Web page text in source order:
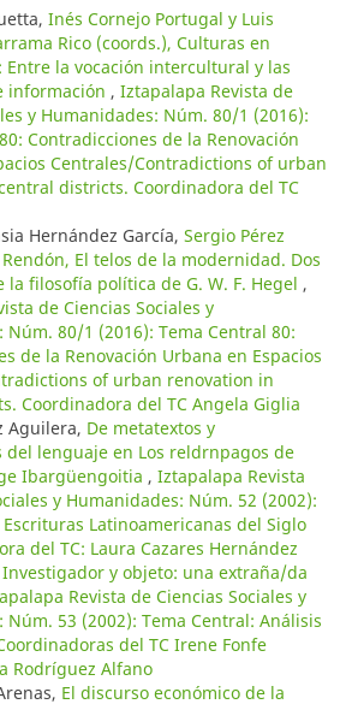
Inés Cornejo Portugal y Luis
Rico (coords.), Culturas en
Entre la vocación intercultural y las
información , Iztapalapa Revista de
y Humanidades: Núm. 80/1 (2016):
Contradicciones de la Renovación
Centrales/Contradictions of urban
districts. Coordinadora del TC
Hernández García, Sergio Pérez
El telos de la modernidad. Dos
la filosofía política de G. W. F. Hegel ,
de Ciencias Sociales y
Núm. 80/1 (2016): Tema Central 80:
de la Renovación Urbana en Espacios
of urban renovation in
Coordinadora del TC Angela Giglia
Aguilera, De metatextos y
del lenguaje en Los reldrnpagos de
Ibargüengoitia , Iztapalapa Revista
y Humanidades: Núm. 52 (2002):
Latinoamericanas del Siglo
del TC: Laura Cazares Hernández
Investigador y objeto: una extraña/da
Revista de Ciencias Sociales y
Núm. 53 (2002): Tema Central: Análisis
del TC Irene Fonfe
Rodríguez Alfano
El discurso económico de la